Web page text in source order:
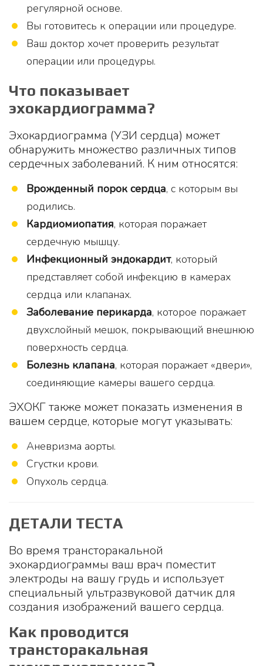
регулярной основе.
Вы готовитесь к операции или процедуре.
Ваш доктор хочет проверить результат
операции или процедуры.
Что показывает
эхокардиограмма?
Эхокардиограмма (УЗИ сердца) может
обнаружить множество различных типов
сердечных заболеваний. К ним относятся:
Врожденный порок сердца, с которым вы
родились.
Кардиомиопатия, которая поражает
сердечную мышцу.
Инфекционный эндокардит, который
представляет собой инфекцию в камерах
сердца или клапанах.
Заболевание перикарда, которое поражает
двухслойный мешок, покрывающий внешнюю
поверхность сердца.
Болезнь клапана, которая поражает «двери»,
соединяющие камеры вашего сердца.
ЭХОКГ также может показать изменения в
вашем сердце, которые могут указывать:
Аневризма аорты.
Сгустки крови.
Опухоль сердца.
ДЕТАЛИ ТЕСТА
Во время трансторакальной
эхокардиограммы ваш врач поместит
электроды на вашу грудь и использует
специальный ультразвуковой датчик для
создания изображений вашего сердца.
Как проводится
трансторакальная